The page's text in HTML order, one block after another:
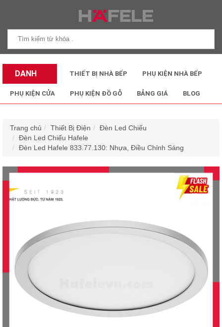
DANH
MỤC SẢN
THIẾT BỊ NHÀ BẾP PHỤ KIỆN NHÀ BẾP
PHỤ KIỆN CỬA PHỤ KIỆN ĐỒ GỖ BẢNG GIÁ BLOG
Trang chủ Thiết Bị Điện
Đèn Led Chiếu
Đèn Led Chiếu Hafele
Đèn Led Hafele 833.77.130: Nhựa, Điều Chỉnh Sáng